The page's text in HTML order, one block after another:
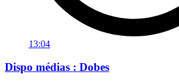
13:04
Dispo médias : Dobes